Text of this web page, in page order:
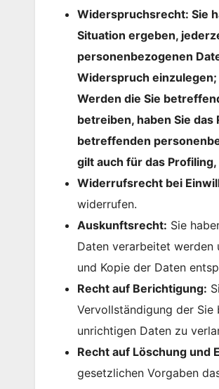
Widerspruchsrecht: Sie
Situation ergeben,
personenbezogenen
Widerspruch
Werden die Sie
betreiben, haben Sie
betreffenden
gilt auch für das
Widerrufsrecht bei
widerrufen.
Auskunftsrecht: Sie
Daten verarbeitet werden
und Kopie der Daten
Recht auf Berichtigung:
Vervollständigung der
unrichtigen Daten zu
Recht auf Löschung und
gesetzlichen Vorgaben